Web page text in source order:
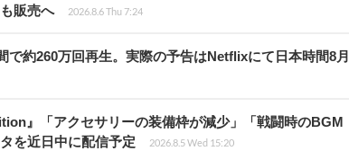
販売へ
2026.8.6 Thu 7:24
で約260万回再生。実際の予告はNetflixにて日本時間8月
』「アクセサリーの装備枠が減少」「戦闘時のBGM
を近日中に配信予定
2026.8.5 Wed 15:20